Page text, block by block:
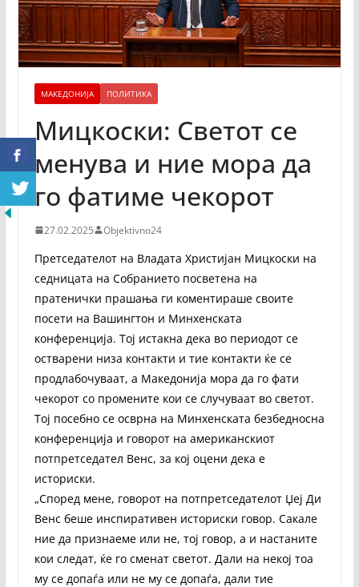
МАКЕДОНИЈА ПОЛИТИКА
Мицкоски: Светот се
менува и ние мора да
го фатиме чекорот
27.02.2025 Objektivno24
Претседателот на Владата Христијан Мицкоски на
седницата на Собранието посветена на
пратенички прашања ги коментираше своите
посети на Вашингтон и Минхенската
конференција. Тој истакна дека во периодот се
остварени низа контакти и тие контакти ќе се
продлабочуваат, а Македонија мора да го фати
чекорот со промените кои се случуваат во светот.
Тој посебно се осврна на Минхенската безбедносна
конференција и говорот на американскиот
потпретседател Венс, за кој оцени дека е
историски.
„Според мене, говорот на потпретседателот Џеј Ди
Венс беше инспиративен историски говор. Сакале
ние да признаеме или не, тој говор, а и настаните
кои следат, ќе го сменат светот. Дали на некој тоа
му се допаѓа или не му се допаѓа, дали тие